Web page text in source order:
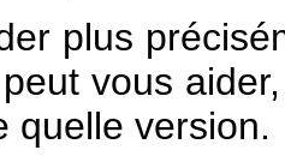
plus
peut vous
quelle version.